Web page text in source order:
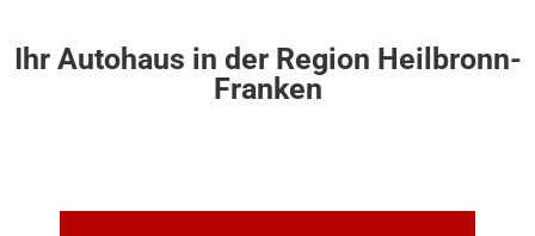
Ihr Autohaus in der Region Heilbronn-
Franken